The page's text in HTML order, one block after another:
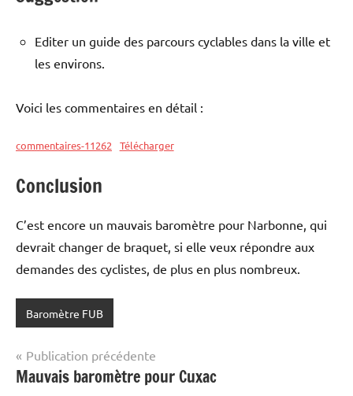
Editer un guide des parcours cyclables dans la ville et
les environs.
Voici les commentaires en détail :
commentaires-11262 Télécharger
Conclusion
C’est encore un mauvais baromètre pour Narbonne, qui
devrait changer de braquet, si elle veux répondre aux
demandes des cyclistes, de plus en plus nombreux.
Baromètre FUB
Navigation
de
Publication précédente
Mauvais baromètre pour Cuxac